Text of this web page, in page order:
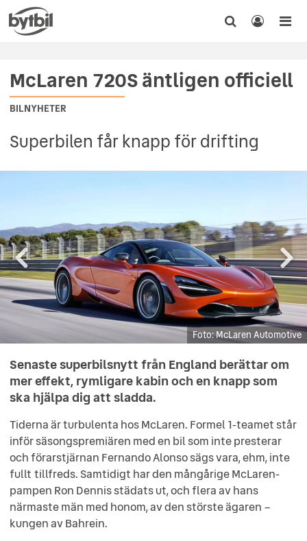
McLaren 720S äntligen officiell
BILNYHETER
Superbilen får knapp för drifting
McLaren Automotive
McLaren Automotive
McLaren Automotive
McLaren Automotive
McLaren Automotive
McLaren Automotive
McLaren Automotive
McLaren Automotive
McLaren Automotive
McLaren Automotive
McLaren Automotive
McLaren Automotive
Senaste superbilsnytt från England berättar om
mer effekt, rymligare kabin och en knapp som
ska hjälpa dig att sladda.
Tiderna är turbulenta hos McLaren. Formel 1-teamet står
inför säsongspremiären med en bil som inte presterar
och förarstjärnan Fernando Alonso sägs vara, ehm, inte
fullt tillfreds. Samtidigt har den mångårige McLaren-
pampen Ron Dennis städats ut, och flera av hans
närmaste män med honom, av den störste ägaren –
kungen av Bahrein.